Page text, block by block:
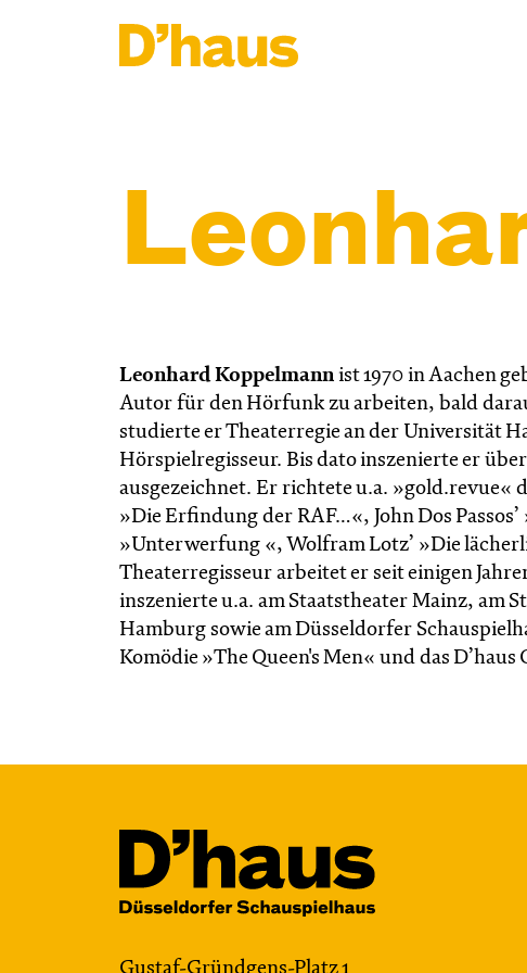
Leonhard Koppelmann ist 1970 in Aachen
Autor für den Hörfunk zu arbeiten, bald
studierte er Theaterregie an der Universität
Hörspielregisseur. Bis dato inszenierte er
ausgezeichnet. Er richtete u.a. »gold.revue«
»Die Erfindung der RAF…«, John Dos
»Unterwerfung «, Wolfram Lotz’ »Die
Theaterregisseur arbeitet er seit einigen
inszenierte u.a. am Staatstheater Mainz, am
Hamburg sowie am Düsseldorfer
Komödie »The Queen's Men« und das